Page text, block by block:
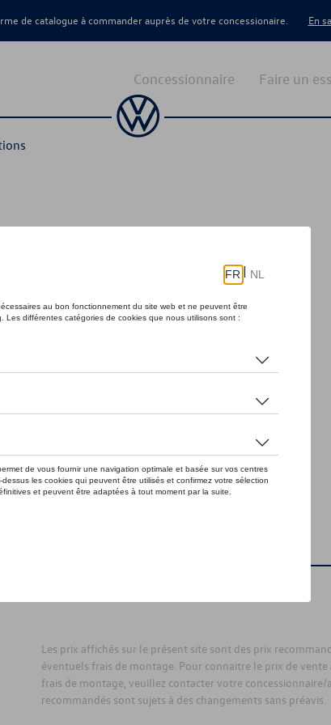
de catalogue à commander auprès de votre concessionaire. En
Faire un
Concessionnaire
Les prix affichés sur le présent site sont des prix
éventuels frais de montage. Pour connaitre le prix de
frais de montage, veuillez contacter votre concessionnaire/
recommandés sont sujets à des changements sans préavis.